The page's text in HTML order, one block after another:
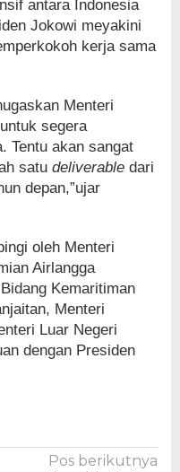
antara Indonesia
Jokowi meyakini
kerja sama
Menteri
segera
Tentu akan sangat
satu deliverable dari
depan,”ujar
oleh Menteri
Airlangga
Kemaritiman
Menteri
Luar Negeri
dengan Presiden
Pos berikutnya